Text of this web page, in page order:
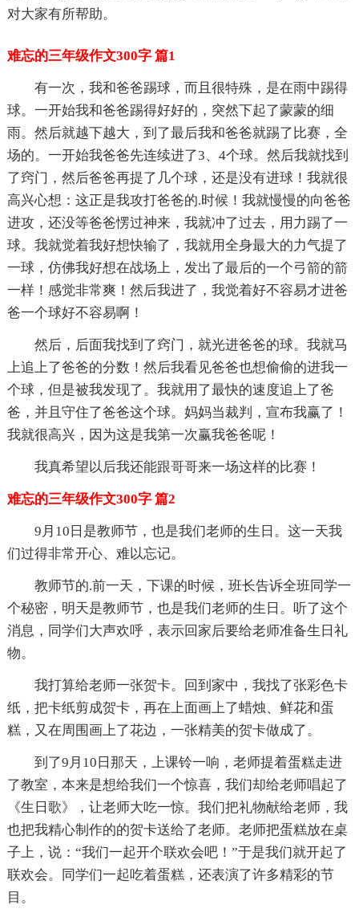
对大家有所帮助。
难忘的三年级作文300字 篇1
有一次，我和爸爸踢球，而且很特殊，是在雨中踢得
球。一开始我和爸爸踢得好好的，突然下起了蒙蒙的细
雨。然后就越下越大，到了最后我和爸爸就踢了比赛，全
场的。一开始我爸爸先连续进了3、4个球。然后我就找到
了窍门，然后爸爸再提了几个球，还是没有进球！我就很
高兴心想：这正是我攻打爸爸的.时候！我就慢慢的向爸爸
进攻，还没等爸爸愣过神来，我就冲了过去，用力踢了一
球。我就觉着我好想快输了，我就用全身最大的力气提了
一球，仿佛我好想在战场上，发出了最后的一个弓箭的箭
一样！感觉非常爽！然后我进了，我觉着好不容易才进爸
爸一个球好不容易啊！
然后，后面我找到了窍门，就光进爸爸的球。我就马
上追上了爸爸的分数！然后我看见爸爸也想偷偷的进我一
个球，但是被我发现了。我就用了最快的速度追上了爸
爸，并且守住了爸爸这个球。妈妈当裁判，宣布我赢了！
我就很高兴，因为这是我第一次赢我爸爸呢！
我真希望以后我还能跟哥哥来一场这样的比赛！
难忘的三年级作文300字 篇2
9月10日是教师节，也是我们老师的生日。这一天我
们过得非常开心、难以忘记。
教师节的.前一天，下课的时候，班长告诉全班同学一
个秘密，明天是教师节，也是我们老师的生日。听了这个
消息，同学们大声欢呼，表示回家后要给老师准备生日礼
物。
我打算给老师一张贺卡。回到家中，我找了张彩色卡
纸，把卡纸剪成贺卡，再在上面画上了蜡烛、鲜花和蛋
糕，又在周围画上了花边，一张精美的贺卡做成了。
到了9月10日那天，上课铃一响，老师提着蛋糕走进
了教室，本来是想给我们一个惊喜，我们却给老师唱起了
《生日歌》，让老师大吃一惊。我们把礼物献给老师，我
也把我精心制作的的贺卡送给了老师。老师把蛋糕放在桌
子上，说：“我们一起开个联欢会吧！”于是我们就开起了
联欢会。同学们一起吃着蛋糕，还表演了许多精彩的节
目。